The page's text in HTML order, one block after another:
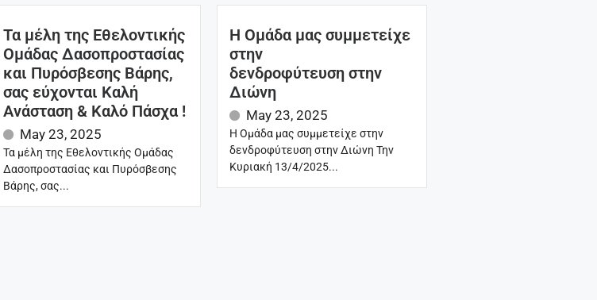
Τα μέλη της Εθελοντικής
Ομάδας Δασοπροστασίας
και Πυρόσβεσης Βάρης,
σας εύχονται Καλή
Ανάσταση & Καλό Πάσχα !
May 23, 2025
Τα μέλη της Εθελοντικής Ομάδας
Δασοπροστασίας και Πυρόσβεσης
Βάρης, σας...
Η Ομάδα μας συμμετείχε
στην
δενδροφύτευση στην
Διώνη
May 23, 2025
Η Ομάδα μας συμμετείχε στην
δενδροφύτευση στην Διώνη Την
Κυριακή 13/4/2025...